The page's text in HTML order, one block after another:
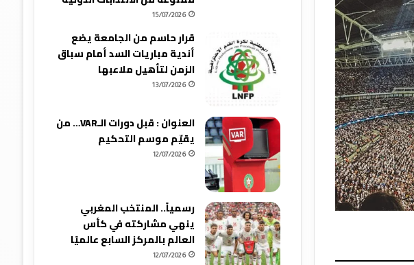
15/07/2026
قرار حاسم من الجامعة يضع
أندية مباريات السد أمام سباق
الزمن لتأهيل ملاعبها
13/07/2026
العنوان : قبل دورات الـVAR… من
يقيّم موسم التحكيم
12/07/2026
رسمياً.. المنتخب المغربي
ينهي مشاركته في كأس
العالم بالمركز السابع عالميًا
12/07/2026